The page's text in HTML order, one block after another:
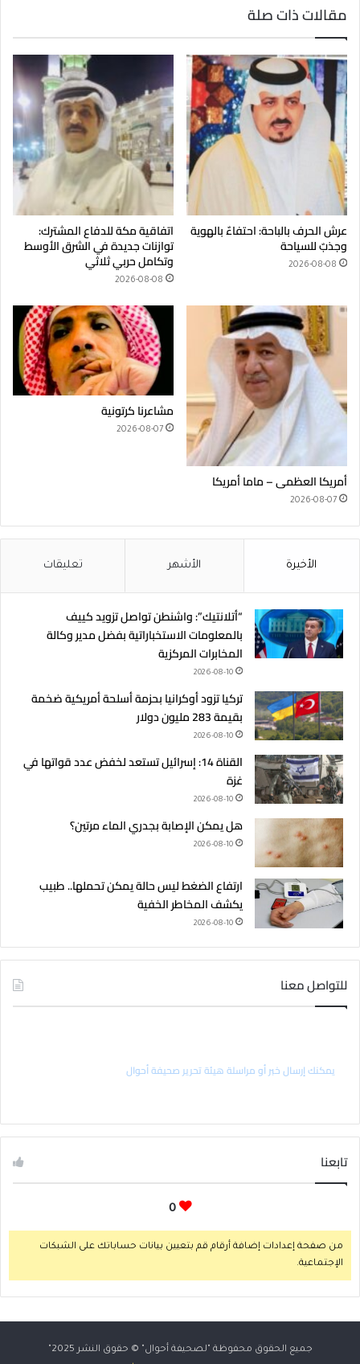
مقالات ذات صلة
عرش الحرف بالباحة: احتفاءٌ بالهوية
وجذبٌ للسياحة
2026-08-08
اتفاقية مكة للدفاع المشترك:
توازنات جديدة في الشرق الأوسط
وتكامل حربي ثلاثي
2026-08-08
أمريكا العظمى – ماما أمريكا
2026-08-07
مشاعرنا كرتونية
2026-08-07
الأخيرة الأشهر تعليقات
“أتلانتيك”: واشنطن تواصل تزويد كييف
بالمعلومات الاستخباراتية بفضل مدير وكالة
المخابرات المركزية
2026-08-10
تركيا تزود أوكرانيا بحزمة أسلحة أمريكية ضخمة
بقيمة 283 مليون دولار
2026-08-10
القناة 14: إسرائيل تستعد لخفض عدد قواتها في
غزة
2026-08-10
هل يمكن الإصابة بجدري الماء مرتين؟
2026-08-10
ارتفاع الضغط ليس حالة يمكن تحملها.. طبيب
يكشف المخاطر الخفية
2026-08-10
للتواصل معنا
يمكنك إرسال خبر أو مراسلة هيئة تحرير صحيفة أحوال
تابعنا
0
من صفحة إعدادات إضافة أرقام قم بتعيين بيانات حساباتك على الشبكات
الإجتماعية.
جميع الحقوق محفوظة "لصحيفة أحوال" © حقوق النشر 2025"